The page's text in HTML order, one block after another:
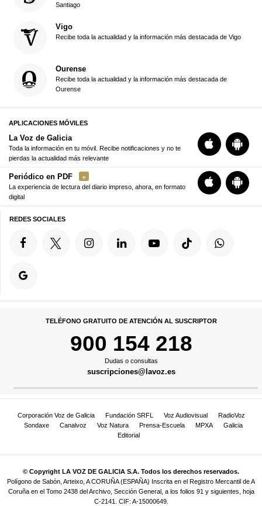
Santiago
Vigo
Recibe toda la actualidad y la información más destacada de Vigo
Ourense
Recibe toda la actualidad y la información más destacada de
Ourense
APLICACIONES MÓVILES
La Voz de Galicia
Toda la información en tu móvil. Recibe notificaciones y no te
pierdas la actualidad más relevante
Periódico en PDF
La experiencia de lectura del diario impreso, ahora, en formato
digital
REDES SOCIALES
TELÉFONO GRATUITO DE ATENCIÓN AL SUSCRIPTOR
900 154 218
Dudas o consultas
suscripciones@lavoz.es
Corporación Voz de Galicia Fundación SRFL Voz Audiovisual
RadioVoz
Sondaxe
Canalvoz Voz Natura Prensa-Escuela MPXA
Galicia
Editorial
© Copyright LA VOZ DE GALICIA S.A. Todos los derechos reservados.
Polígono de Sabón, Arteixo, A CORUÑA (ESPAÑA) Inscrita en el Registro Mercantil de A
Coruña en el Tomo 2438 del Archivo, Sección General, a los folios 91 y siguientes, hoja
C-2141. CIF: A-15000649.